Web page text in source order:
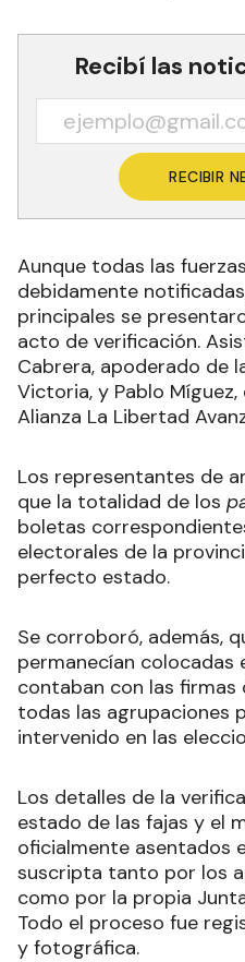
Recibí las
RECIBIR
Aunque todas las
debidamente
principales se
acto de verificación.
Cabrera, apoderado de
Victoria, y Pablo
Alianza La Libertad
Los representantes de
que la totalidad de los
boletas
electorales de la
perfecto estado.
Se corroboró, además,
permanecían colocadas
contaban con las
todas las agrupaciones
intervenido en las
Los detalles de la
estado de las fajas y el
oficialmente asentados
suscripta tanto por los
como por la propia
Todo el proceso fue
y fotográfica.